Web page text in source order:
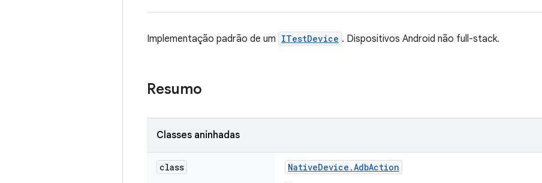
Implementação padrão de um ITestDevice . Dispositivos Android não full-stack.
Resumo
Classes aninhadas
class NativeDevice .AdbAction